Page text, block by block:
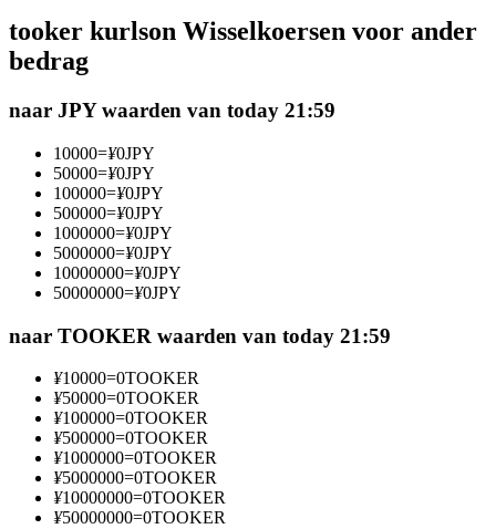
Sluit je aan bij top traders
Word een Copy Trader
tooker kurlson Wisselkoersen voor ander
bedrag
naar JPY waarden van today 21:59
10000=¥0JPY
50000=¥0JPY
100000=¥0JPY
500000=¥0JPY
1000000=¥0JPY
5000000=¥0JPY
10000000=¥0JPY
50000000=¥0JPY
naar TOOKER waarden van today 21:59
¥10000=0TOOKER
¥50000=0TOOKER
¥100000=0TOOKER
¥500000=0TOOKER
¥1000000=0TOOKER
¥5000000=0TOOKER
¥10000000=0TOOKER
¥50000000=0TOOKER